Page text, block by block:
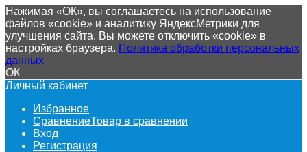
Нажимая «ОК», вы соглашаетесь на использование
файлов «cookie» и аналитику ЯндексМетрики для
улучшения сайта. Вы можете отключить «cookie» в
настройках браузера. Политика обработки персональных
данных
ОК
Личный кабинет
Избранное
СравнениеТовар в сравнении
Вход
Регистрация